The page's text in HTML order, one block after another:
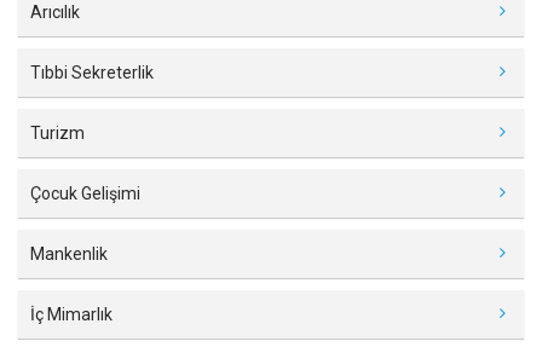
Arıcılık
Tıbbi Sekreterlik
Turizm
Çocuk Gelişimi
Mankenlik
İç Mimarlık